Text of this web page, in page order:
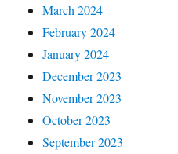
March 2024
February 2024
January 2024
December 2023
November 2023
October 2023
September 2023